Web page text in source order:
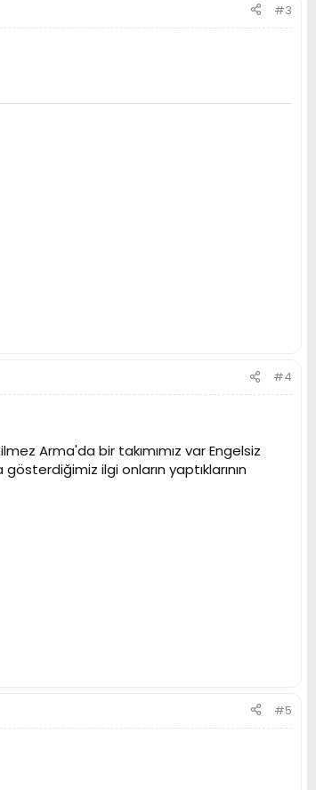
#3
#4
Arma'da bir takımımız var Engelsiz
ilgi onların yaptıklarının
#5